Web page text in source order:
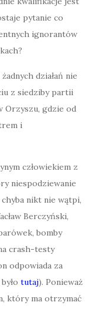
pytanie co
ignorantów
działań nie
z siedziby partii
Orzyszu, gdzie od
i
człowiekiem z
niespodziewanie
nikt nie wątpi,
Berczyński,
bomby
crash-testy
odpowiada za
tutaj). Ponieważ
który ma otrzymać